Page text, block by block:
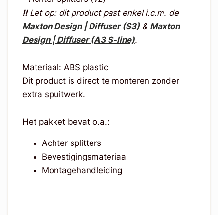
!!Let op: dit product past enkel i.c.m. de
Maxton Design | Diffuser (S3)& Maxton
Design | Diffuser (A3 S-line).
Materiaal: ABS plastic
Dit product is direct te monteren zonder
extra spuitwerk.
Het pakket bevat o.a.:
Achter splitters
Bevestigingsmateriaal
Montagehandleiding